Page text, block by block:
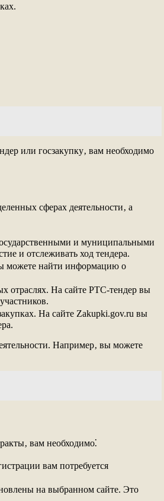
или госзакупку‚ вам необходимо
сферах деятельности‚ а
и муниципальными
и отслеживать ход тендера.
можете найти информацию о
отраслях. На сайте РТС-тендер вы
На сайте Zakupki.gov.ru вы
Например‚ вы можете
вам необходимо⁚
вам потребуется
на выбранном сайте. Это